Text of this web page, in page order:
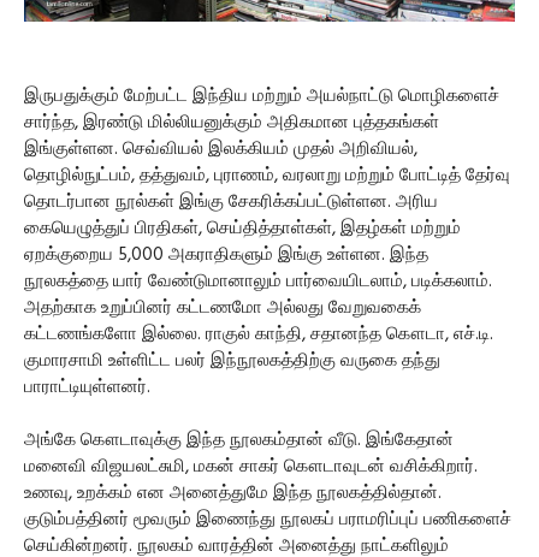
இருபதுக்கும் மேற்பட்ட இந்திய மற்றும் அயல்நாட்டு மொழிகளைச்
சார்ந்த, இரண்டு மில்லியனுக்கும் அதிகமான புத்தகங்கள்
இங்குள்ளன. செவ்வியல் இலக்கியம் முதல் அறிவியல்,
தொழில்நுட்பம், தத்துவம், புராணம், வரலாறு மற்றும் போட்டித் தேர்வு
தொடர்பான நூல்கள் இங்கு சேகரிக்கப்பட்டுள்ளன. அரிய
கையெழுத்துப் பிரதிகள், செய்தித்தாள்கள், இதழ்கள் மற்றும்
ஏறக்குறைய 5,000 அகராதிகளும் இங்கு உள்ளன. இந்த
நூலகத்தை யார் வேண்டுமானாலும் பார்வையிடலாம், படிக்கலாம்.
அதற்காக உறுப்பினர் கட்டணமோ அல்லது வேறுவகைக்
கட்டணங்களோ இல்லை. ராகுல் காந்தி, சதானந்த கௌடா, எச்.டி.
குமாரசாமி உள்ளிட்ட பலர் இந்நூலகத்திற்கு வருகை தந்து
பாராட்டியுள்ளனர்.
அங்கே கௌடாவுக்கு இந்த நூலகம்தான் வீடு. இங்கேதான்
மனைவி விஜயலட்சுமி, மகன் சாகர் கௌடாவுடன் வசிக்கிறார்.
உணவு, உறக்கம் என அனைத்துமே இந்த நூலகத்தில்தான்.
குடும்பத்தினர் மூவரும் இணைந்து நூலகப் பராமரிப்புப் பணிகளைச்
செய்கின்றனர். நூலகம் வாரத்தின் அனைத்து நாட்களிலும்